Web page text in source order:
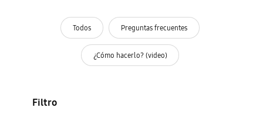
Todos Preguntas frecuentes
¿Cómo hacerlo? (video)
Filtro